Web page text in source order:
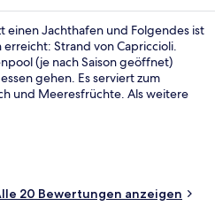
einen Jachthafen und Folgendes ist
Strand von Capriccioli.
(je nach Saison geöffnet)
gehen. Es serviert zum
und Meeresfrüchte. Als weitere
20 Bewertungen anzeigen